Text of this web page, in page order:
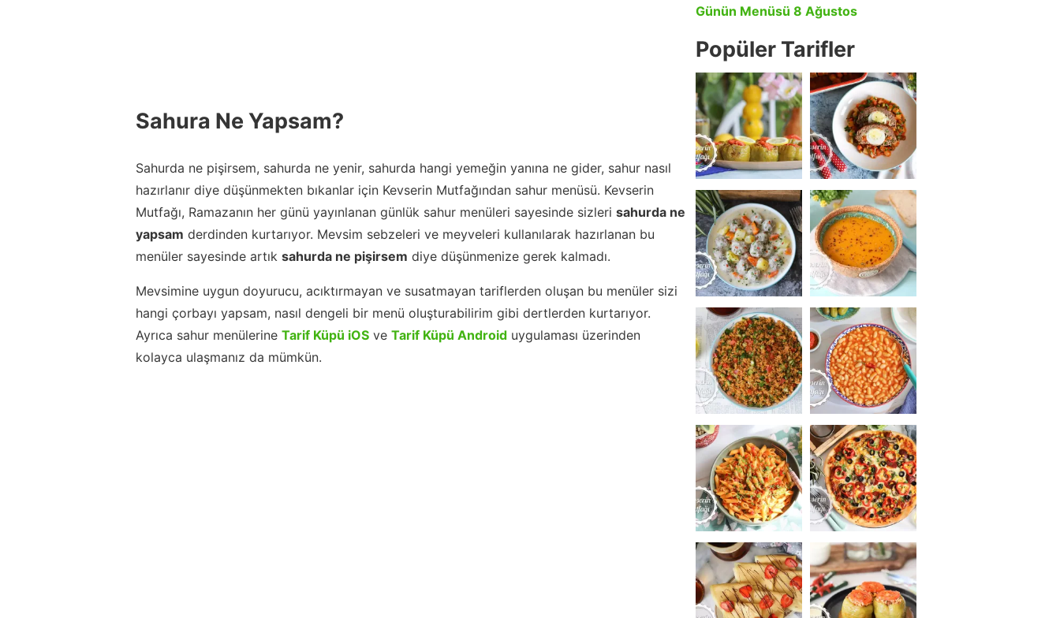
Sahura Ne Yapsam?
Sahurda ne pişirsem, sahurda ne yenir, sahurda hangi yemeğin yanına ne gider, sahur nasıl
hazırlanır diye düşünmekten bıkanlar için Kevserin Mutfağından sahur menüsü. Kevserin
Mutfağı, Ramazanın her günü yayınlanan günlük sahur menüleri sayesinde sizleri sahurda ne
yapsam derdinden kurtarıyor. Mevsim sebzeleri ve meyveleri kullanılarak hazırlanan bu
menüler sayesinde artık sahurda ne pişirsem diye düşünmenize gerek kalmadı.
Mevsimine uygun doyurucu, acıktırmayan ve susatmayan tariflerden oluşan bu menüler sizi
hangi çorbayı yapsam, nasıl dengeli bir menü oluşturabilirim gibi dertlerden kurtarıyor.
Ayrıca sahur menülerine Tarif Küpü iOS ve Tarif Küpü Android uygulaması üzerinden
kolayca ulaşmanız da mümkün.
Günün Menüsü 8 Ağustos
Popüler Tarifler